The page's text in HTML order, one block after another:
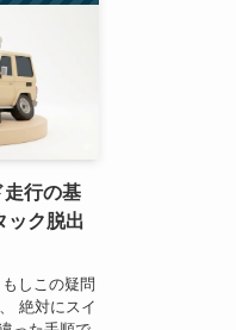
走行の基
ック脱出
しこの疑問
絶対にスイ